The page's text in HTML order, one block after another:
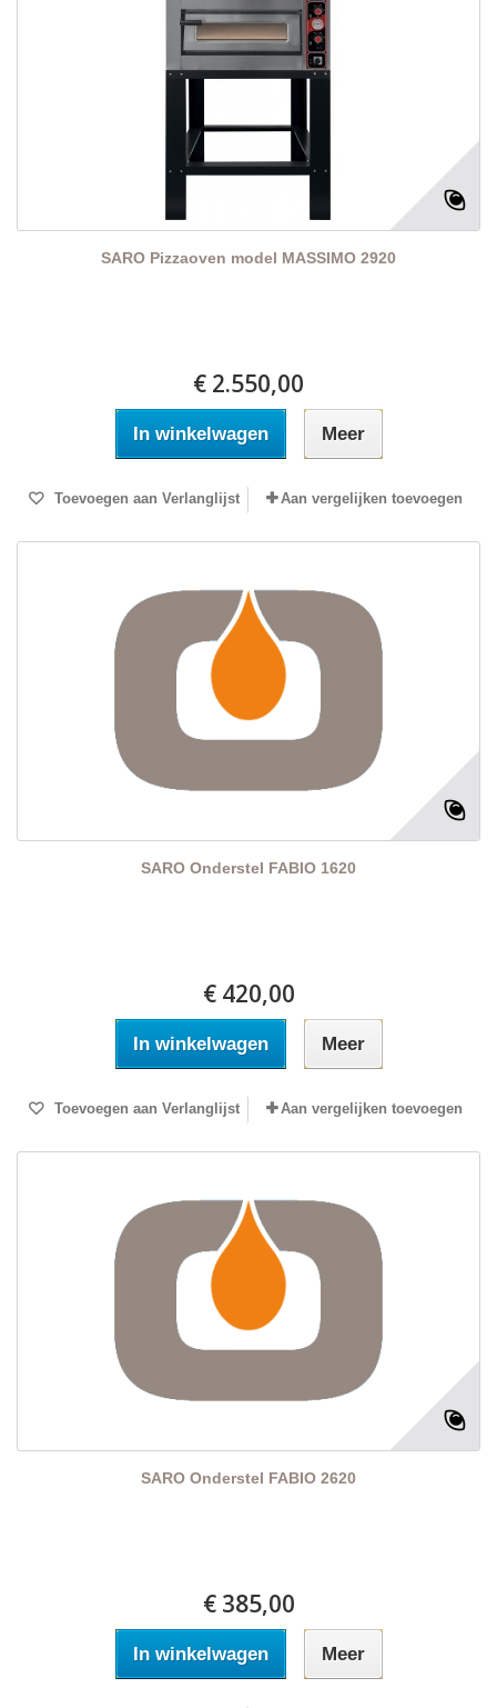
SARO Pizzaoven model MASSIMO 2920
€ 2.550,00
In winkelwagen Meer
Toevoegen aan Verlanglijst Aan vergelijken toevoegen
SARO Onderstel FABIO 1620
€ 420,00
In winkelwagen Meer
Toevoegen aan Verlanglijst Aan vergelijken toevoegen
SARO Onderstel FABIO 2620
€ 385,00
In winkelwagen Meer